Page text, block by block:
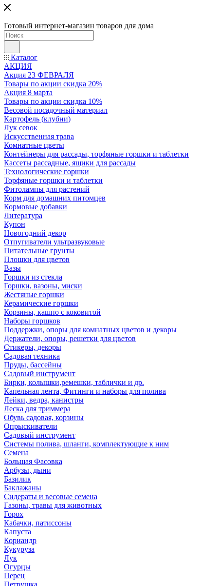
Готовый интернет-магазин товаров для дома
Каталог
АКЦИЯ
Акция 23 ФЕВРАЛЯ
Товары по акции скидка 20%
Акция 8 марта
Товары по акции скидка 10%
Весовой посадочный материал
Картофель (клубни)
Лук севок
Искусственная трава
Комнатные цветы
Контейнеры для рассады, торфяные горшки и таблетки
Кассеты рассадные, ящики для рассады
Технологические горшки
Торфяные горшки и таблетки
Фитолампы для растений
Корм для домашних питомцев
Кормовые добавки
Литература
Купон
Новогодний декор
Отпугиватели ультразвуковые
Питательные грунты
Плошки для цветов
Вазы
Горшки из стекла
Горшки, вазоны, миски
Жестяные горшки
Керамические горшки
Корзины, кашпо с коковитой
Наборы горшков
Поддержки, опоры для комнатных цветов и декоры
Держатели, опоры, решетки для цветов
Стикеры, декоры
Садовая техника
Пруды, бассейны
Садовый инструмент
Бирки, колышки,ремешки, таблички и др.
Капельная лента, Фитинги и наборы для полива
Лейки, ведра, канистры
Леска для триммера
Обувь садовая, корзины
Опрыскиватели
Садовый инструмент
Системы полива, шланги, комплектующие к ним
Семена
Большая Фасовка
Арбузы, дыни
Базилик
Баклажаны
Сидераты и весовые семена
Газоны, травы для животных
Горох
Кабачки, патиссоны
Капуста
Кориандр
Кукуруза
Лук
Огурцы
Перец
Петрушка